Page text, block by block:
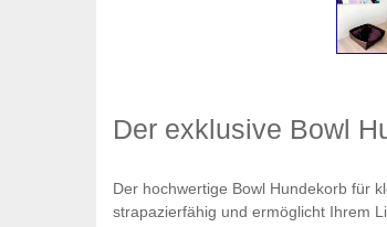
Der exklusive Bowl
Der hochwertige Bowl Hundekorb für
strapazierfähig und ermöglicht Ihrem